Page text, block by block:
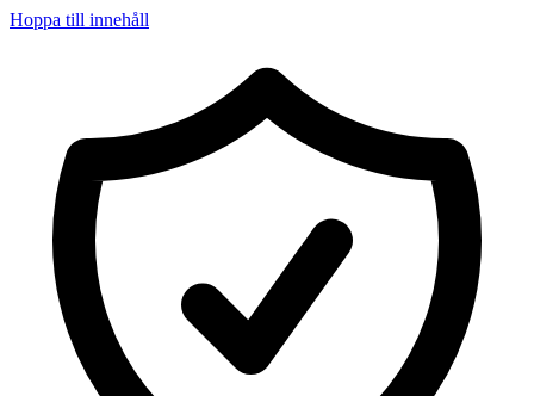
Hoppa till innehåll